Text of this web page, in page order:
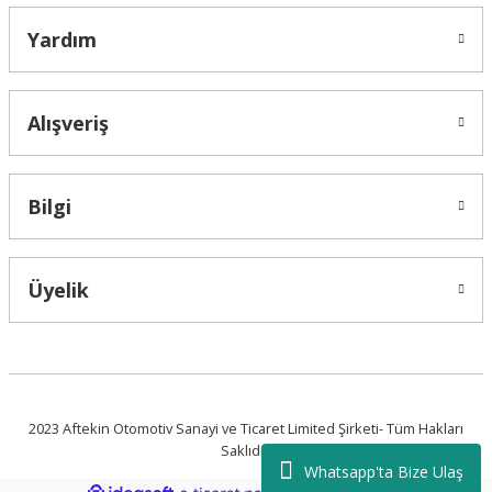
Whatsapp'ta Bize Ulaş
Yardım
Alışveriş
Bilgi
Üyelik
2023 Aftekin Otomotiv Sanayi ve Ticaret Limited Şirketi- Tüm Hakları
Saklıdır.